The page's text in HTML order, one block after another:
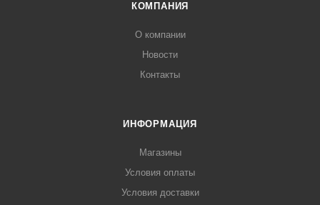
КОМПАНИЯ
О компании
Новости
Контакты
ИНФОРМАЦИЯ
Магазины
Условия оплаты
Условия доставки